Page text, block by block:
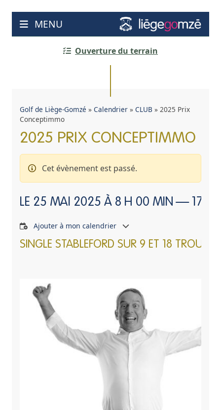
contenu
MENU
Ouverture du terrain
Golf de Liège-Gomzé » Calendrier » CLUB » 2025 Prix
Conceptimmo
2025 PRIX CONCEPTIMMO
Cet évènement est passé.
LE 25 MAI 2025 À 8 H 00 MIN — 17 H
Ajouter à mon calendrier
SINGLE STABLEFORD SUR 9 ET 18 TROUS